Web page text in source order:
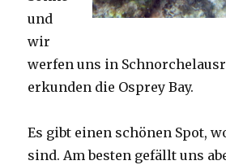
und
wir
werfen uns in
erkunden die Osprey Bay.
Es gibt einen schönen Spot,
sind. Am besten gefällt uns